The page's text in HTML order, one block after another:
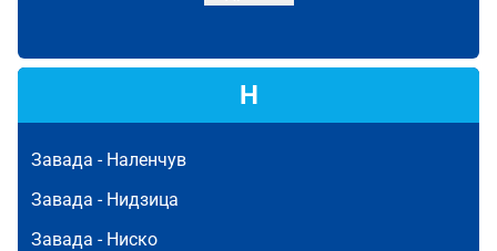
Н
Завада - Наленчув
Завада - Нидзица
Завада - Ниско